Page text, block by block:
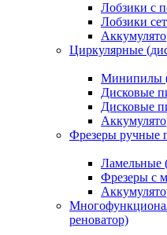
Лобзики с
Лобзики
Циркулярные
Минипилы
Дисковые
Дисковые
Фрезеры ручные
Ламельные
Фрезеры с
реноватор)